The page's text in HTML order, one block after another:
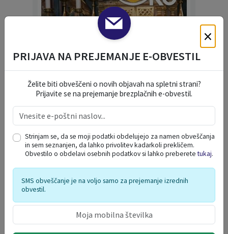
×
PRIJAVA NA PREJEMANJE E-OBVESTIL
Želite biti obveščeni o novih objavah na spletni strani?
Prijavite se na prejemanje brezplačnih e-obvestil.
Strinjam se, da se moji podatki obdelujejo za namen obveščanja
in sem seznanjen, da lahko privolitev kadarkoli prekličem.
Obvestilo o obdelavi osebnih podatkov si lahko preberetetukaj.
SMS obveščanje je na voljo samo za prejemanje izrednih
obvestil.